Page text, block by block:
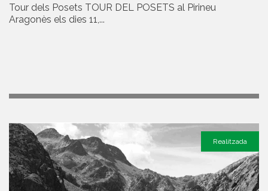
Tour dels Posets TOUR DEL POSETS al Pirineu
Aragonès els dies 11,...
Realitzada